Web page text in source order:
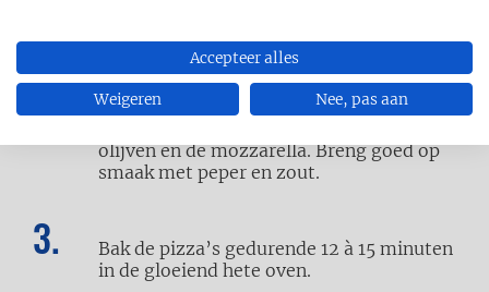
Beleg twee bakplaten met het pizzadeeg.
Bestrijk het deeg met een dun laagje
pastasaus. Verdeel hierover de tonijn,
olijven en de mozzarella. Breng goed op
smaak met peper en zout.
Bak de pizza’s gedurende 12 à 15 minuten
in de gloeiend hete oven.
Accepteer alles
Weigeren Nee, pas aan